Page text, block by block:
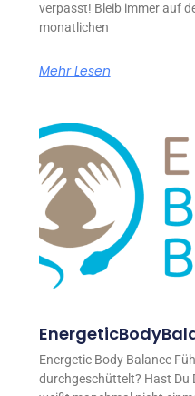
verpasst! Bleib immer auf
monatlichen
Mehr Lesen
Energetic Body Balance
durchgeschüttelt? Hast Du